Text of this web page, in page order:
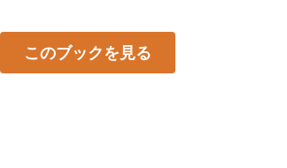
このブックを見る